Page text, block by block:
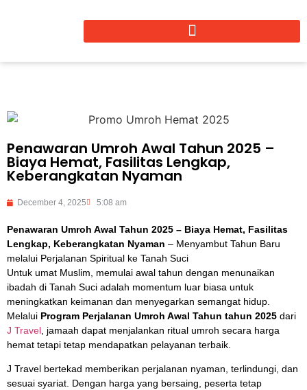
Penawaran Umroh Awal Tahun 2025 –
Biaya Hemat, Fasilitas Lengkap,
Keberangkatan Nyaman
December 4, 2025 5:08 am
Penawaran Umroh Awal Tahun 2025 – Biaya Hemat, Fasilitas
Lengkap, Keberangkatan Nyaman – Menyambut Tahun Baru
melalui Perjalanan Spiritual ke Tanah Suci
Untuk umat Muslim, memulai awal tahun dengan menunaikan
ibadah di Tanah Suci adalah momentum luar biasa untuk
meningkatkan keimanan dan menyegarkan semangat hidup.
Melalui Program Perjalanan Umroh Awal Tahun tahun 2025 dari
J Travel , jamaah dapat menjalankan ritual umroh secara harga
hemat tetapi tetap mendapatkan pelayanan terbaik.
J Travel bertekad memberikan perjalanan nyaman, terlindungi, dan
sesuai syariat. Dengan harga yang bersaing, peserta tetap